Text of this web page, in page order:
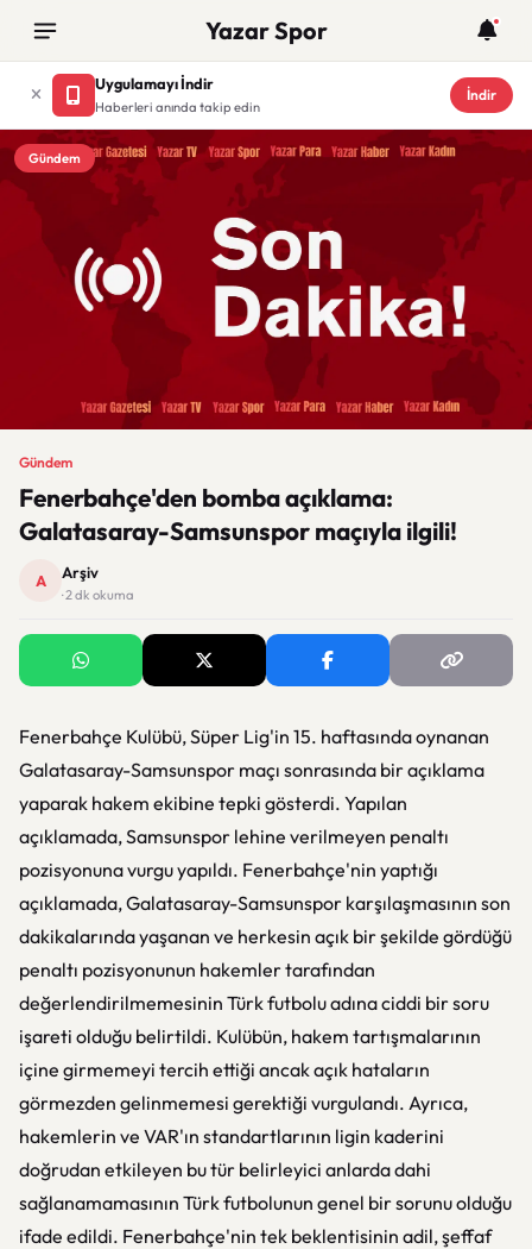
Yazar Spor
Uygulamayı İndir
Haberleri anında takip edin
İndir
Gündem
Gündem
Fenerbahçe'den bomba açıklama:
Galatasaray-Samsunspor maçıyla ilgili!
A Arşiv
· 2 dk okuma
Fenerbahçe Kulübü, Süper Lig'in 15. haftasında oynanan
Galatasaray-Samsunspor maçı sonrasında bir açıklama
yaparak hakem ekibine tepki gösterdi. Yapılan
açıklamada, Samsunspor lehine verilmeyen penaltı
pozisyonuna vurgu yapıldı. Fenerbahçe'nin yaptığı
açıklamada, Galatasaray-Samsunspor karşılaşmasının son
dakikalarında yaşanan ve herkesin açık bir şekilde gördüğü
penaltı pozisyonunun hakemler tarafından
değerlendirilmemesinin Türk futbolu adına ciddi bir soru
işareti olduğu belirtildi. Kulübün, hakem tartışmalarının
içine girmemeyi tercih ettiği ancak açık hataların
görmezden gelinmemesi gerektiği vurgulandı. Ayrıca,
hakemlerin ve VAR'ın standartlarının ligin kaderini
doğrudan etkileyen bu tür belirleyici anlarda dahi
sağlanamamasının Türk futbolunun genel bir sorunu olduğu
ifade edildi. Fenerbahçe'nin tek beklentisinin adil, şeffaf